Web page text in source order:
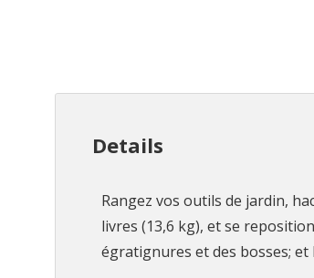
Details
Rangez vos outils de jardin,
livres (13,6 kg), et se
égratignures et des bosses;